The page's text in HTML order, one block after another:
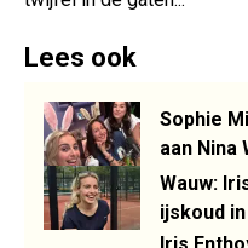
Lees ook
Sophie
aan Nina
Wauw:
ijskoud